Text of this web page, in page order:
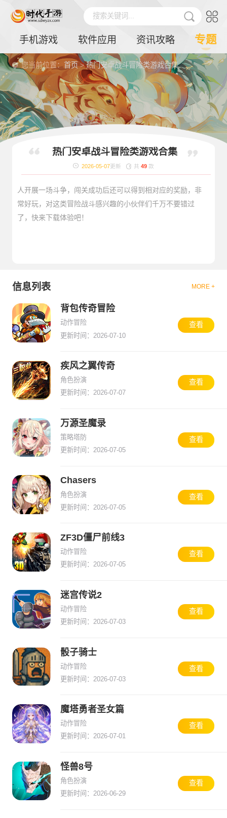
搜索关键词...
手机游戏 软件应用 资讯攻略 专题
您当前位置：首页>热门安卓战斗冒险类游戏合集
热门安卓战斗冒险类游戏合集
2026-05-07更新 共 49 款
这类游戏充满了冒险精神，还融合了战斗的元素，非常值得
具有挑战性。游戏需要玩家参与战斗，升级各种武器，与敌
人开展一场斗争，闯关成功后还可以得到相对应的奖励，非
常好玩，对这类冒险战斗感兴趣的小伙伴们千万不要错过
了，快来下载体验吧！
信息列表 MORE +
背包传奇冒险
动作冒险
更新时间：2026-07-10
查看
疾风之翼传奇
角色扮演
更新时间：2026-07-07
查看
万源圣魔录
策略塔防
更新时间：2026-07-05
查看
Chasers
角色扮演
更新时间：2026-07-05
查看
ZF3D僵尸前线3
动作冒险
更新时间：2026-07-05
查看
迷宫传说2
动作冒险
更新时间：2026-07-03
查看
骰子骑士
动作冒险
更新时间：2026-07-03
查看
魔塔勇者圣女篇
动作冒险
更新时间：2026-07-01
查看
怪兽8号
角色扮演
更新时间：2026-06-29
查看